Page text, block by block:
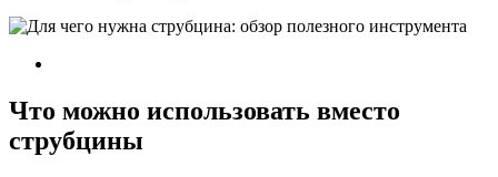
Что можно использовать вместо
струбцины